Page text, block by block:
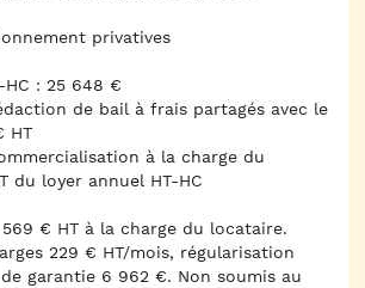
privatives
HC : 25 648 €
de bail à frais partagés avec le
HT
à la charge du
du loyer annuel HT-HC
€ HT à la charge du locataire.
229 € HT/mois, régularisation
garantie 6 962 €. Non soumis au